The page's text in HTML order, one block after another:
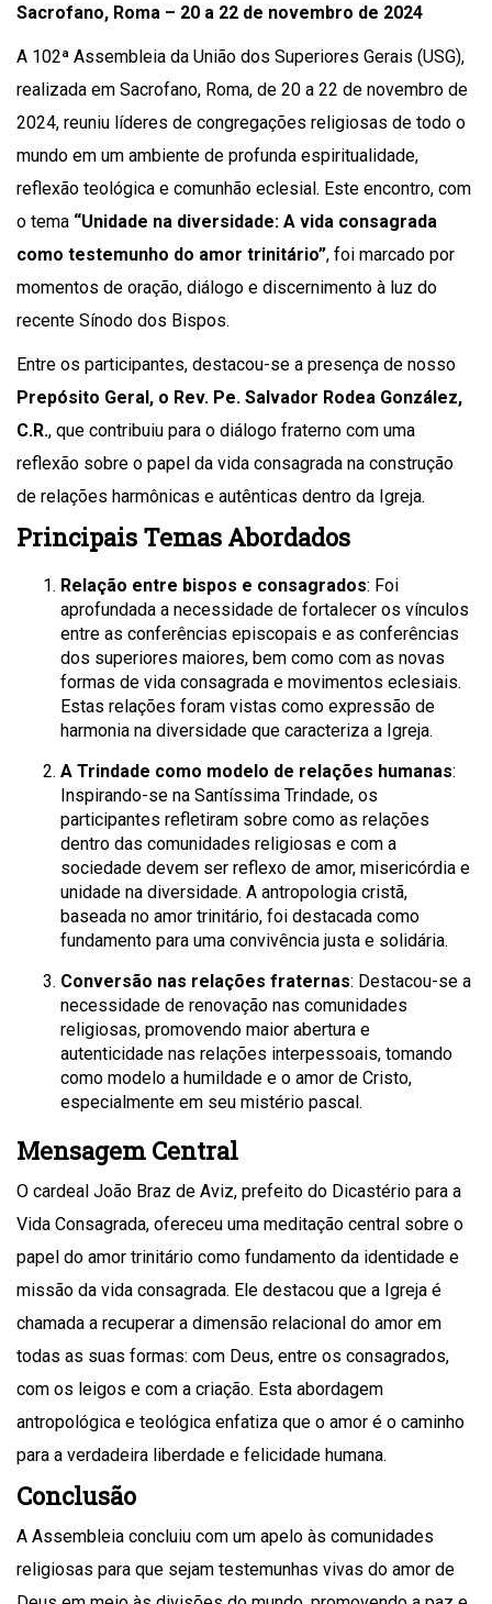
Sacrofano, Roma – 20 a 22 de novembro de 2024
A 102ª Assembleia da União dos Superiores Gerais (USG),
realizada em Sacrofano, Roma, de 20 a 22 de novembro de
2024, reuniu líderes de congregações religiosas de todo o
mundo em um ambiente de profunda espiritualidade,
reflexão teológica e comunhão eclesial. Este encontro, com
o tema “Unidade na diversidade: A vida consagrada
como testemunho do amor trinitário”, foi marcado por
momentos de oração, diálogo e discernimento à luz do
recente Sínodo dos Bispos.
Entre os participantes, destacou-se a presença de nosso
Prepósito Geral, o Rev. Pe. Salvador Rodea González,
C.R., que contribuiu para o diálogo fraterno com uma
reflexão sobre o papel da vida consagrada na construção
de relações harmônicas e autênticas dentro da Igreja.
Principais Temas Abordados
Relação entre bispos e consagrados: Foi
aprofundada a necessidade de fortalecer os vínculos
entre as conferências episcopais e as conferências
dos superiores maiores, bem como com as novas
formas de vida consagrada e movimentos eclesiais.
Estas relações foram vistas como expressão de
harmonia na diversidade que caracteriza a Igreja.
A Trindade como modelo de relações humanas:
Inspirando-se na Santíssima Trindade, os
participantes refletiram sobre como as relações
dentro das comunidades religiosas e com a
sociedade devem ser reflexo de amor, misericórdia e
unidade na diversidade. A antropologia cristã,
baseada no amor trinitário, foi destacada como
fundamento para uma convivência justa e solidária.
Conversão nas relações fraternas: Destacou-se a
necessidade de renovação nas comunidades
religiosas, promovendo maior abertura e
autenticidade nas relações interpessoais, tomando
como modelo a humildade e o amor de Cristo,
especialmente em seu mistério pascal.
Mensagem Central
O cardeal João Braz de Aviz, prefeito do Dicastério para a
Vida Consagrada, ofereceu uma meditação central sobre o
papel do amor trinitário como fundamento da identidade e
missão da vida consagrada. Ele destacou que a Igreja é
chamada a recuperar a dimensão relacional do amor em
todas as suas formas: com Deus, entre os consagrados,
com os leigos e com a criação. Esta abordagem
antropológica e teológica enfatiza que o amor é o caminho
para a verdadeira liberdade e felicidade humana.
Conclusão
A Assembleia concluiu com um apelo às comunidades
religiosas para que sejam testemunhas vivas do amor de